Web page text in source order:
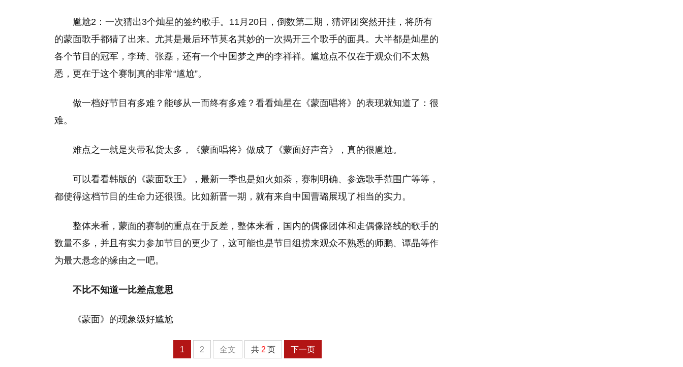
尴尬2：一次猜出3个灿星的签约歌手。11月20日，倒数第二期，猜评团突然开挂，将所有
的蒙面歌手都猜了出来。尤其是最后环节莫名其妙的一次揭开三个歌手的面具。大半都是灿星的
各个节目的冠军，李琦、张磊，还有一个中国梦之声的李祥祥。尴尬点不仅在于观众们不太熟
悉，更在于这个赛制真的非常“尴尬”。
做一档好节目有多难？能够从一而终有多难？看看灿星在《蒙面唱将》的表现就知道了：很
难。
难点之一就是夹带私货太多，《蒙面唱将》做成了《蒙面好声音》，真的很尴尬。
可以看看韩版的《蒙面歌王》，最新一季也是如火如荼，赛制明确、参选歌手范围广等等，
都使得这档节目的生命力还很强。比如新晋一期，就有来自中国曹璐展现了相当的实力。
整体来看，蒙面的赛制的重点在于反差，整体来看，国内的偶像团体和走偶像路线的歌手的
数量不多，并且有实力参加节目的更少了，这可能也是节目组捞来观众不熟悉的师鹏、谭晶等作
为最大悬念的缘由之一吧。
不比不知道一比差点意思
《蒙面》的现象级好尴尬
1 2 全文 共 2 页 下一页